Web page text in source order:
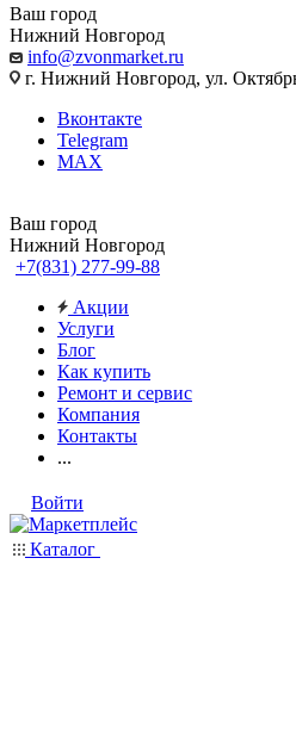
Ваш город
Нижний Новгород
info@zvonmarket.ru
г. Нижний Новгород, ул.
Вконтакте
Telegram
MAX
Ваш город
Нижний Новгород
+7(831) 277-99-88
Акции
Услуги
Блог
Как купить
Ремонт и сервис
Компания
Контакты
...
Войти
Каталог